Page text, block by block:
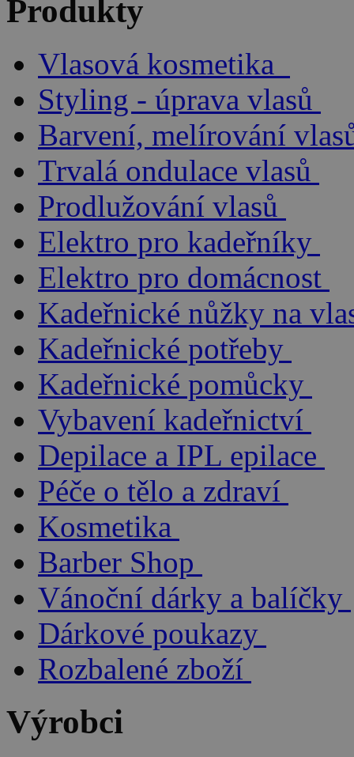
Produkty
Vlasová kosmetika
Styling - úprava vlasů
Barvení, melírování
Trvalá ondulace vlasů
Prodlužování vlasů
Elektro pro kadeřníky
Elektro pro domácnost
Kadeřnické nůžky na
Kadeřnické potřeby
Kadeřnické pomůcky
Vybavení kadeřnictví
Depilace a IPL epilace
Péče o tělo a zdraví
Kosmetika
Barber Shop
Vánoční dárky a balíčky
Dárkové poukazy
Rozbalené zboží
Výrobci